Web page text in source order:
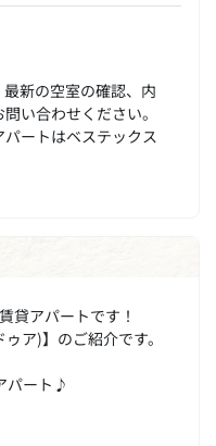
新の空室の確認、内
い合わせください。
ートはベステックス
貸アパートです！
ア)】のご紹介です。
パート♪